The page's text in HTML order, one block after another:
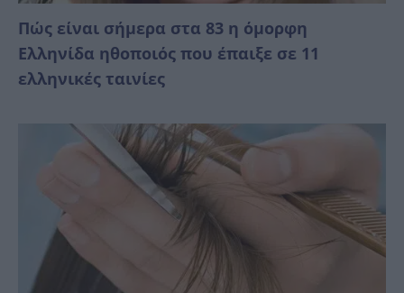
Πώς είναι σήμερα στα 83 η όμορφη
Ελληνίδα ηθοποιός που έπαιξε σε 11
ελληνικές ταινίες